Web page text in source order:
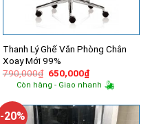
Thanh Lý Ghế Văn Phòng Chân
Xoay Mới 99%
790,000₫ Giá
gốc
là:
650,000₫Giá
hiện
tại
650,000₫.
Còn hàng - Giao nhanh
-20%